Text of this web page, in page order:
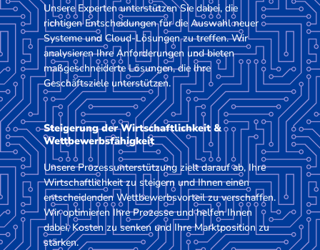
Unsere Experten unterstützen Sie dabei, die
richtigen Entscheidungen für die Auswahl neuer
Systeme und Cloud-Lösungen zu treffen. Wir
analysieren Ihre Anforderungen und bieten
maßgeschneiderte Lösungen, die Ihre
Geschäftsziele unterstützen.
Steigerung der Wirtschaftlichkeit &
Wettbewerbsfähigkeit
Unsere Prozessunterstützung zielt darauf ab, Ihre
Wirtschaftlichkeit zu steigern und Ihnen einen
entscheidenden Wettbewerbsvorteil zu verschaffen.
Wir optimieren Ihre Prozesse und helfen Ihnen
dabei, Kosten zu senken und Ihre Marktposition zu
stärken.